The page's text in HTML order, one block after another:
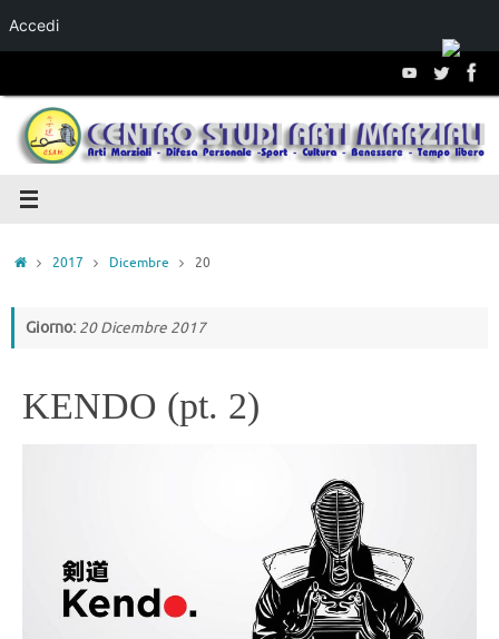
Accedi
Salta al
2017 Dicembre 20
Giorno: 20 Dicembre 2017
KENDO (pt. 2)